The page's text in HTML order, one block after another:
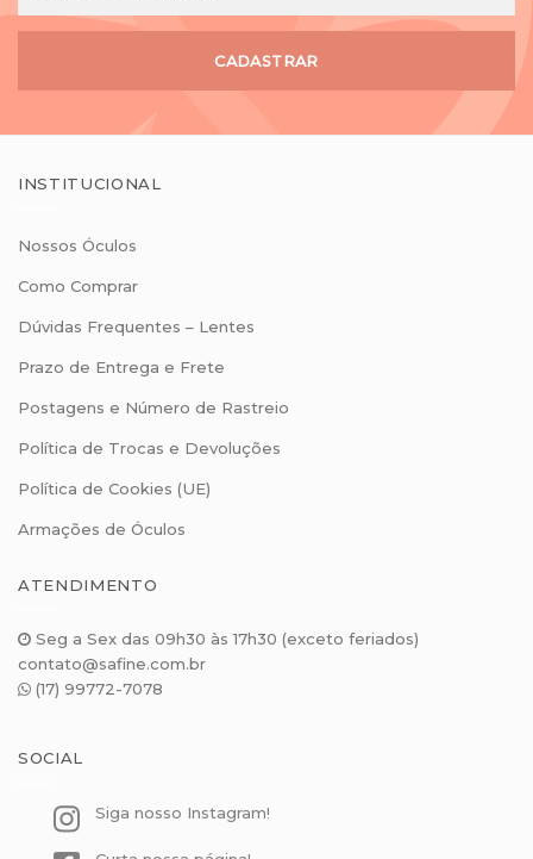
CADASTRAR
INSTITUCIONAL
Nossos Óculos
Como Comprar
Dúvidas Frequentes – Lentes
Prazo de Entrega e Frete
Postagens e Número de Rastreio
Política de Trocas e Devoluções
Política de Cookies (UE)
Armações de Óculos
ATENDIMENTO
Seg a Sex das 09h30 às 17h30 (exceto feriados)
contato@safine.com.br
(17) 99772-7078
SOCIAL
Siga nosso Instagram!